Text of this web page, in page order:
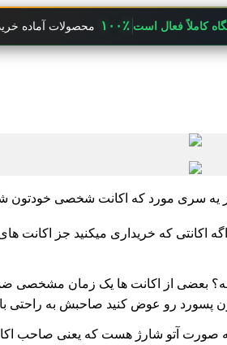
کاملاً فعال است ۱۰۰٪ محصولات آماده
جز یه سری مورد که اکانت شخصی خودتون
اگه اکانتی که خریداری میکنید جز
بعضی از اکانت ها یک زمان مشخصی
پسورد رو عوض کنید صاحبش به
به صورت آتو شارژ هست که یعنی صاحب